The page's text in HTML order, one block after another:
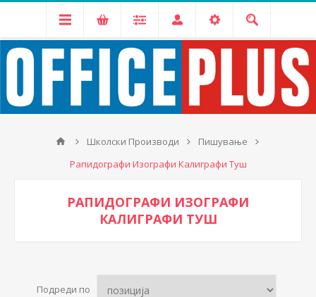
Школски Производи
Пишување
Рапидографи Изографи Калиграфи Туш
РАПИДОГРАФИ ИЗОГРАФИ
КАЛИГРАФИ ТУШ
Подреди по